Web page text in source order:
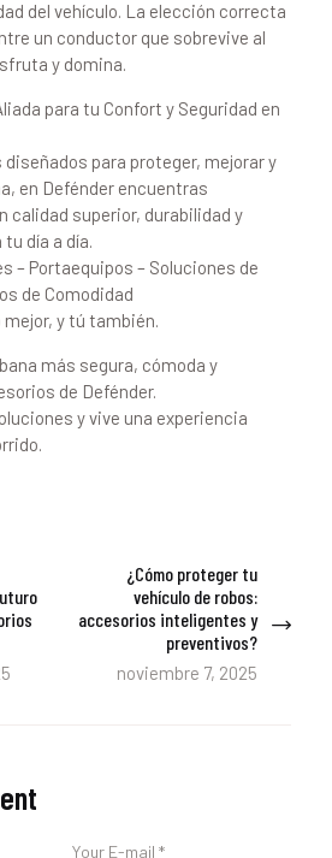
del vehículo. La elección correcta
un conductor que sobrevive al
y domina.
para tu Confort y Seguridad en
para proteger, mejorar y
en Defénder encuentras
calidad superior, durabilidad y
día a día.
– Portaequipos – Soluciones de
de Comodidad
mejor, y tú también.
más segura, cómoda y
de Defénder.
y vive una experiencia
¿Cómo proteger tu
vehículo de robos:
accesorios inteligentes y
preventivos?
noviembre 7, 2025